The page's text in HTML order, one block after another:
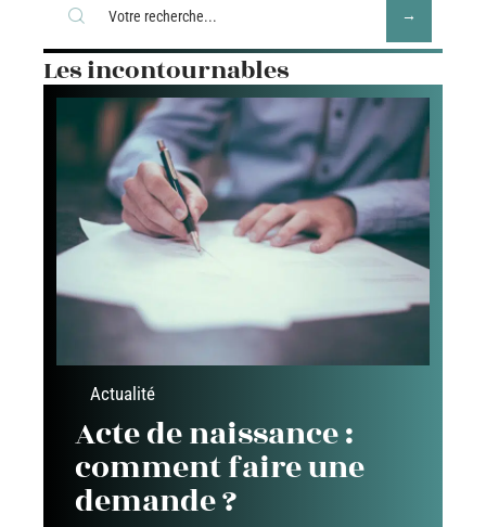
Les incontournables
Actualité
Acte de naissance :
comment faire une
demande ?